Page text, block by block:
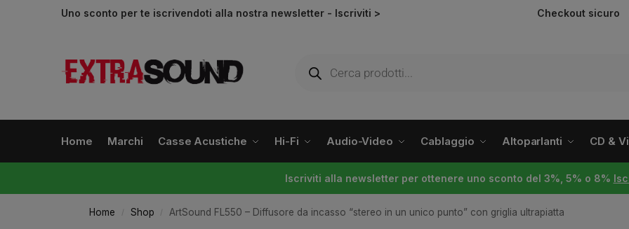
Uno sconto per te iscrivendoti alla nostra newsletter - Iscriviti > Checkout sicuro
Home Marchi Casse Acustiche Hi-Fi Audio-Video Cablaggio Altoparlanti CD &
Iscriviti alla newsletter per ottenere uno sconto del 3%, 5% o 8%
Home / Shop / ArtSound FL550 – Diffusore da incasso “stereo in un unico punto” con griglia ultrapiatta